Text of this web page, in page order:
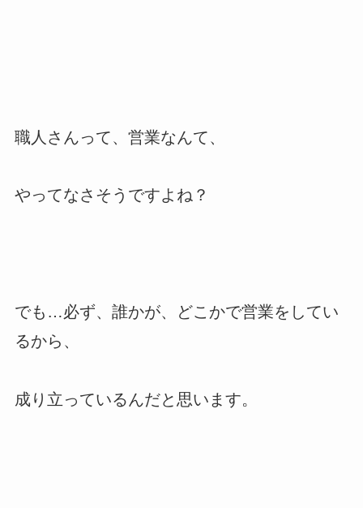
職人さんって、営業なんて、
やってなさそうですよね？
でも…必ず、誰かが、どこかで営業をしてい
るから、
成り立っているんだと思います。